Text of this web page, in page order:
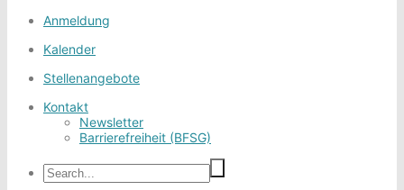
Anmeldung
Kalender
Stellenangebote
Kontakt
Newsletter
Barrierefreiheit (BFSG)